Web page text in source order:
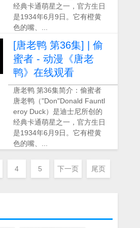
经典卡通萌星之一，官方生日
是1934年6月9日。它有橙黄
色的嘴、...
[唐老鸭 第36集] | 偷
蜜者 - 动漫《唐老
鸭》在线观看
唐老鸭 第36集简介：偷蜜者
唐老鸭（"Don"Donald Fauntl
eroy Duck）是迪士尼所创的
经典卡通萌星之一，官方生日
是1934年6月9日。它有橙黄
色的嘴、...
4 5 下一页 尾页